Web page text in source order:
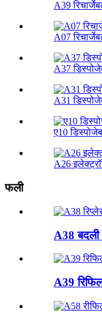
A39
A07
A37
A31
ए10
A26
फली
A38
A39